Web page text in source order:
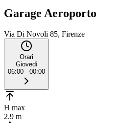
Garage Aeroporto
Via Di Novoli 85, Firenze
Orari
Giovedì
06:00 - 00:00
H max
2.9 m